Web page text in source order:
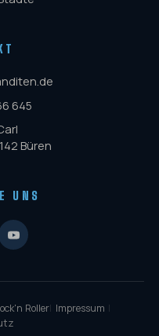
645
Büren
UNS
Roller| Impressum |